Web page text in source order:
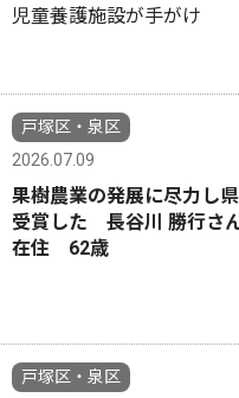
児童養護施設が手がけ
戸塚区・泉区
2026.07.09
果樹農業の発展に尽力し
受賞した 長谷川 勝行
在住 62歳
戸塚区・泉区